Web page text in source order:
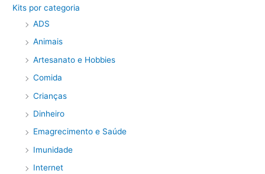
Kits por categoria
ADS
Animais
Artesanato e Hobbies
Comida
Crianças
Dinheiro
Emagrecimento e Saúde
Imunidade
Internet